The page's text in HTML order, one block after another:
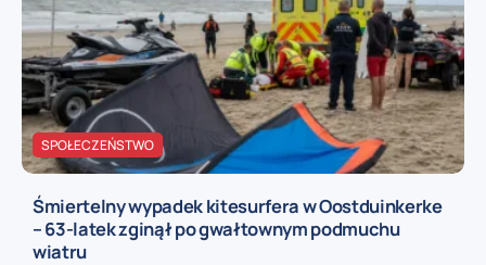
SPOŁECZEŃSTWO
Śmiertelny wypadek kitesurfera w Oostduinkerke
– 63-latek zginął po gwałtownym podmuchu
wiatru